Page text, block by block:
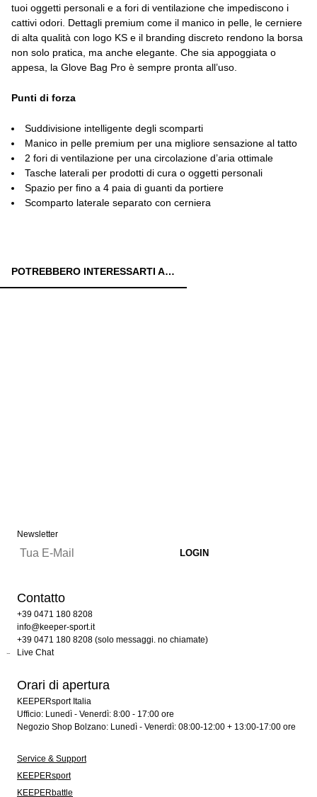
tuoi oggetti personali e a fori di ventilazione che impediscono i
cattivi odori. Dettagli premium come il manico in pelle, le cerniere
di alta qualità con logo KS e il branding discreto rendono la borsa
non solo pratica, ma anche elegante. Che sia appoggiata o
appesa, la Glove Bag Pro è sempre pronta all’uso.
Punti di forza
Suddivisione intelligente degli scomparti
Manico in pelle premium per una migliore sensazione al tatto
2 fori di ventilazione per una circolazione d’aria ottimale
Tasche laterali per prodotti di cura o oggetti personali
Spazio per fino a 4 paia di guanti da portiere
Scomparto laterale separato con cerniera
POTREBBERO INTERESSARTI ANCHE:
Newsletter
Contatto
+39 0471 180 8208
info@keeper-sport.it
+39 0471 180 8208 (solo messaggi. no chiamate)
Live Chat
Orari di apertura
KEEPERsport Italia
Ufficio: Lunedì - Venerdì: 8:00 - 17:00 ore
Negozio Shop Bolzano: Lunedì - Venerdì: 08:00-12:00 + 13:00-17:00 ore
Service & Support
KEEPERsport
KEEPERbattle